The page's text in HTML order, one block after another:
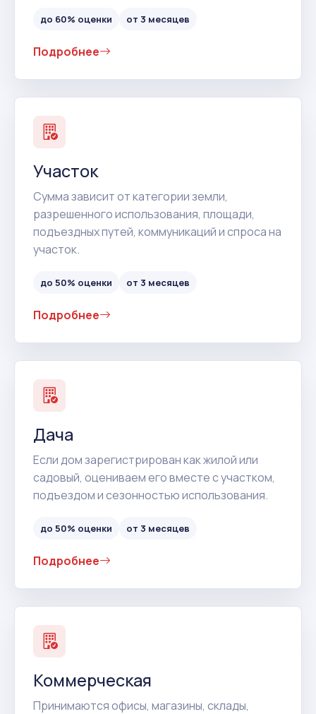
до 60% оценки от 3 месяцев
Подробнее
Участок
Сумма зависит от категории земли,
разрешенного использования, площади,
подъездных путей, коммуникаций и спроса на
участок.
до 50% оценки от 3 месяцев
Подробнее
Дача
Если дом зарегистрирован как жилой или
садовый, оцениваем его вместе с участком,
подъездом и сезонностью использования.
до 50% оценки от 3 месяцев
Подробнее
Коммерческая
Принимаются офисы, магазины, склады,